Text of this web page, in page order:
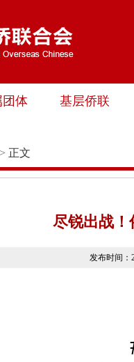
团体 基层侨联
正文
尽锐出战！
发布时间